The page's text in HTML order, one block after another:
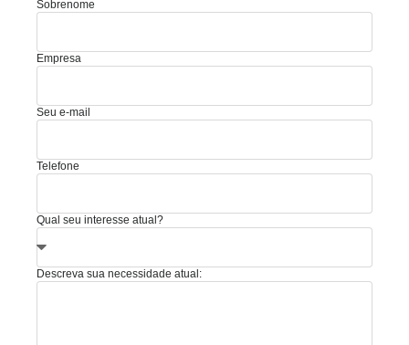
Sobrenome
Empresa
Seu e-mail
Telefone
Qual seu interesse atual?
Descreva sua necessidade atual: